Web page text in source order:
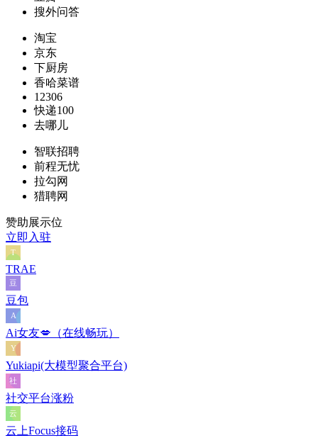
搜外问答
淘宝
京东
下厨房
香哈菜谱
12306
快递100
去哪儿
智联招聘
前程无忧
拉勾网
猎聘网
赞助展示位
立即入驻
TRAE
豆包
Ai女友💋（在线畅玩）
Yukiapi(大模型聚合平台)
社交平台涨粉
云上Focus接码